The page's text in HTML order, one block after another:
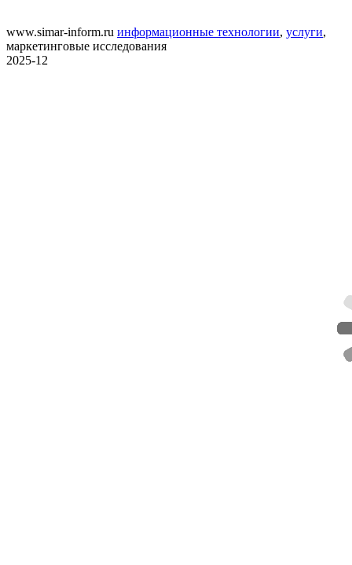
www.simar-inform.ru информационные технологии, услуги,
маркетинговые исследования
2025-12